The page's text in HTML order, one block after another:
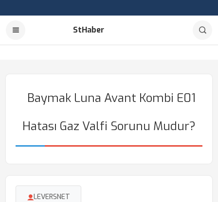
StHaber
Baymak Luna Avant Kombi E01
Hatası Gaz Valfi Sorunu Mudur?
LEVERSNET